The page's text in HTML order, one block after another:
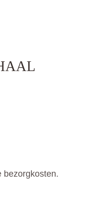
bezorgkosten.